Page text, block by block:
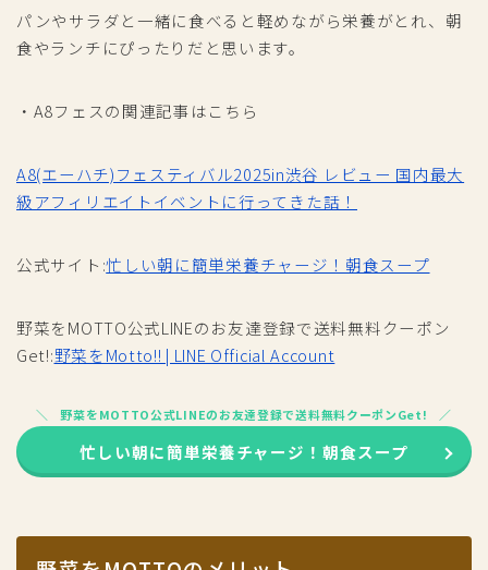
パンやサラダと一緒に食べると軽めながら栄養がとれ、朝
食やランチにぴったりだと思います。
・A8フェスの関連記事はこちら
A8(エーハチ)フェスティバル2025in渋谷 レビュー 国内最大
級アフィリエイトイベントに行ってきた話！
公式サイト:忙しい朝に簡単栄養チャージ！朝食スープ
野菜をMOTTO公式LINEのお友達登録で送料無料クーポン
Get!:野菜をMotto!! | LINE Official Account
野菜をMOTTO公式LINEのお友達登録で送料無料クーポンGet!
忙しい朝に簡単栄養チャージ！朝食スープ